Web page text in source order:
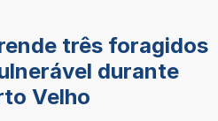
três foragidos
durante
Velho